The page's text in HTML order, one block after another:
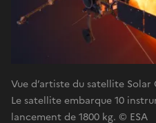
Vue d’artiste du satellite
Le satellite embarque 10
lancement de 1800 kg. © ESA